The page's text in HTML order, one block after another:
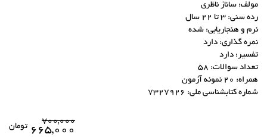
مولف: ساناز ناظری
رده سنی: 3 تا 22 سال
نرم و هنجاریابی: شده
نمره گذاری: دارد
تفسیر: دارد
تعداد سوالات: 58
همراه: 20 نمونه آزمون
شماره کتابشناسی ملی: 7327926
۷۰۰,۰۰۰
۶۶۵,۰۰۰ تومان